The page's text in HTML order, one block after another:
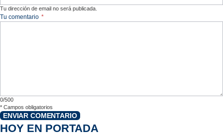
Tu dirección de email no será publicada.
Tu comentario *
0/500
* Campos obligatorios
ENVIAR COMENTARIO
HOY EN PORTADA